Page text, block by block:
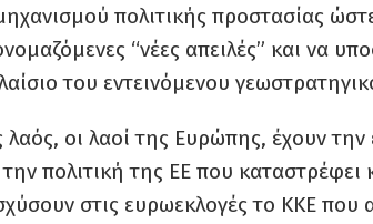
πολιτικής προστασίας
“νέες απειλές” και να
του εντεινόμενου
οι λαοί της Ευρώπης, έχουν την
πολιτική της ΕΕ που καταστρέφει
στις ευρωεκλογές το ΚΚΕ που